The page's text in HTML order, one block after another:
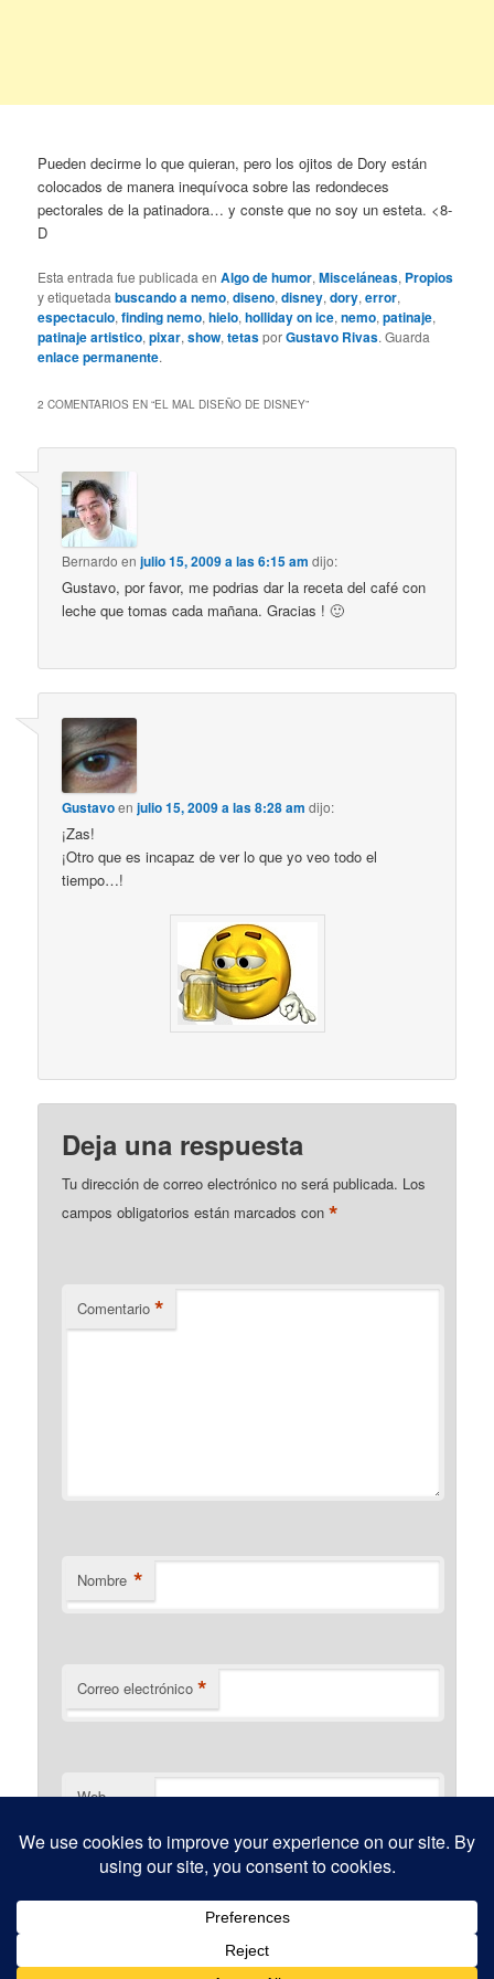
Pueden decirme lo que quieran, pero los ojitos de Dory están
colocados de manera inequívoca sobre las redondeces
pectorales de la patinadora… y conste que no soy un esteta. <8-
D
Esta entrada fue publicada enAlgo de humor,Misceláneas, Propios
y etiquetadabuscando a nemo,diseno,disney,dory,error,
espectaculo,finding nemo,hielo,holliday on ice,nemo,patinaje,
patinaje artistico,pixar,show,tetasporGustavo Rivas. Guarda
enlace permanente.
2 COMENTARIOS EN “EL MAL DISEÑO DE DISNEY”
Bernardo enjulio 15, 2009 a las 6:15 am dijo:
Gustavo, por favor, me podrias dar la receta del café con
leche que tomas cada mañana. Gracias ! 🙂
Gustavoenjulio 15, 2009 a las 8:28 am dijo:
¡Zas!
¡Otro que es incapaz de ver lo que yo veo todo el
tiempo…!
Deja una respuesta
Tu dirección de correo electrónico no será publicada. Los
campos obligatorios están marcados con*
Comentario *
Nombre *
Correo electrónico *
Web
Funciona gracias a WordPress